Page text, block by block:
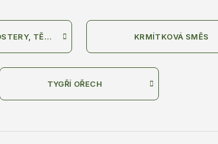
DIPY, BOOSTERY, TĚSTA KRMÍTKOVÁ SMĚS
TYGŘÍ OŘECH